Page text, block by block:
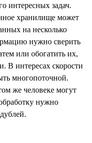
интересных задач.
хранилище может
на несколько
нужно сверить
или обогатить их,
В интересах скорости
многопоточной.
же человеке могут
нужно